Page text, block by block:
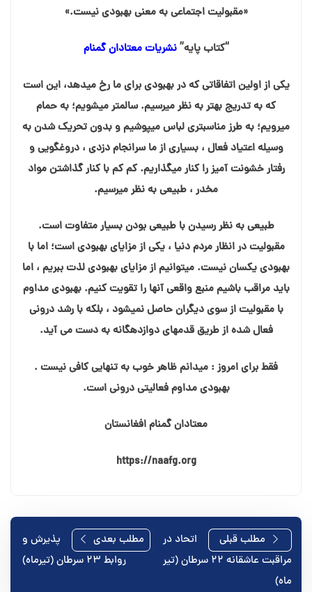
«مقبولیت اجتماعی به معنی بهبودی نیست.»
“کتاب پایه”نشریات معتادان گمنام
یکی از اولین اتفاقاتی که در بهبودی برای ما رخ می⁯دهد، این است
که به تدریج بهتر به نظر می⁯رسیم. سالم⁯تر می⁯شویم؛ به حمام
می⁯رویم؛ به طرز مناسب⁯تری لباس می⁯پوشیم و بدون تحریک شدن به
وسیله اعتیاد فعال ، بسیاری از ما سرانجام دزدی ، دروغگویی و
رفتار خشونت⁯ آمیز را کنار می⁯گذاریم. کم کم با کنار گذاشتن مواد
مخدر ، طبیعی به نظر می⁯رسیم.
طبیعی به نظر رسیدن با طبیعی بودن بسیار متفاوت است.
مقبولیت در انظار مردم دنیا ، یکی از مزایای بهبودی است؛ اما با
بهبودی یکسان نیست. می⁯توانیم از مزایای بهبودی لذت ببریم ، اما
باید مراقب باشیم منبع واقعی آنها را تقویت کنیم. بهبودی مداوم
با مقبولیت از سوی دیگران حاصل نمی⁯شود ، بلکه با رشد درونی
فعال شده از طریق قدمهای دوازده⁯گانه به دست می⁯ آید.
فقط برای امروز : می⁯دانم ظاهر خوب به تنهایی کافی نیست .
بهبودی مداوم فعالیتی درونی است.
معتادان گمنام افغانستان
https://naafg.org
راهبری
نوشته
مطلب قبلی
اتحاد در
مراقبت عاشقانه ۲۲ سرطان (تیر
ماه)
مطلب بعدی
پذیرش و
روابط ۲۳ سرطان (تیرماه)